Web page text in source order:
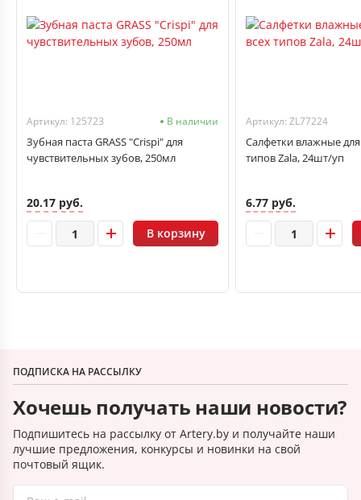
Артикул: 125723 В наличии
Зубная паста GRASS "Crispi" для
чувствительных зубов, 250мл
20.17 руб.
В корзину
Артикул: ZL77224
Салфетки влажные
типов Zala, 24шт/уп
6.77 руб.
ПОДПИСКА НА РАССЫЛКУ
Хочешь получать наши новости?
Подпишитесь на рассылку от Artery.by и получайте наши
лучшие предложения, конкурсы и новинки на свой
почтовый ящик.